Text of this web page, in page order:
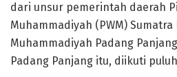
dari unsur pemerintah daerah
Muhammadiyah (PWM)
Muhammadiyah Padang
Padang Panjang itu, diikuti